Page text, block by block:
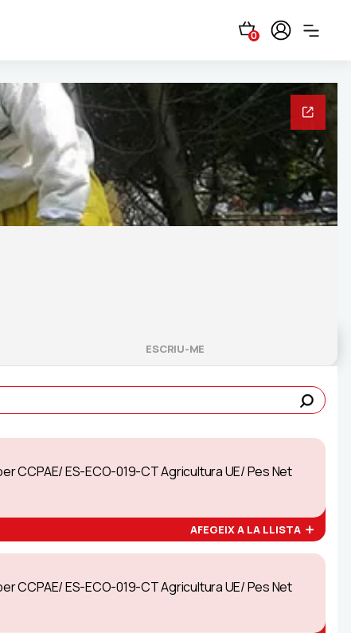
0
ESCRIU-ME
CCPAE/ ES-ECO-019-CT Agricultura UE/ Pes Net
AFEGEIX A LA LLISTA
CCPAE/ ES-ECO-019-CT Agricultura UE/ Pes Net